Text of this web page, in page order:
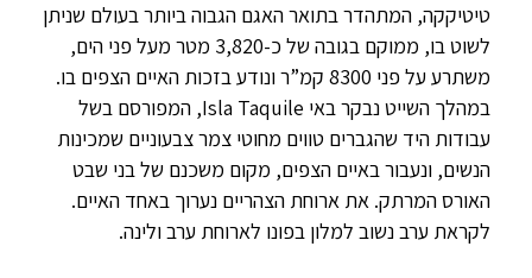
טיטיקקה, המתהדר בתואר האגם הגבוה ביותר בעולם שניתן
לשוט בו, ממוקם בגובה של כ-3,820 מטר מעל פני הים,
משתרע על פני 8300 קמ”ר ונודע בזכות האיים הצפים בו.
במהלך השייט נבקר באי Isla Taquile, המפורסם בשל
עבודות היד שהגברים טווים מחוטי צמר צבעוניים שמכינות
הנשים, ונעבור באיים הצפים, מקום משכנם של בני שבט
האורס המרתק. את ארוחת הצהריים נערוך באחד האיים.
לקראת ערב נשוב למלון בפונו לארוחת ערב ולינה.